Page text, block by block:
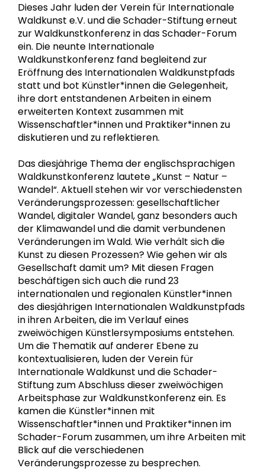
Dieses Jahr luden der Verein für Internationale
Waldkunst e.V. und die Schader-Stiftung erneut
zur Waldkunstkonferenz in das Schader-Forum
ein. Die neunte Internationale
Waldkunstkonferenz fand begleitend zur
Eröffnung des Internationalen Waldkunstpfads
statt und bot Künstler*innen die Gelegenheit,
ihre dort entstandenen Arbeiten in einem
erweiterten Kontext zusammen mit
Wissenschaftler*innen und Praktiker*innen zu
diskutieren und zu reflektieren.
Das diesjährige Thema der englischsprachigen
Waldkunstkonferenz lautete „Kunst – Natur –
Wandel“. Aktuell stehen wir vor verschiedensten
Veränderungsprozessen: gesellschaftlicher
Wandel, digitaler Wandel, ganz besonders auch
der Klimawandel und die damit verbundenen
Veränderungen im Wald. Wie verhält sich die
Kunst zu diesen Prozessen? Wie gehen wir als
Gesellschaft damit um? Mit diesen Fragen
beschäftigen sich auch die rund 23
internationalen und regionalen Künstler*innen
des diesjährigen Internationalen Waldkunstpfads
in ihren Arbeiten, die im Verlauf eines
zweiwöchigen Künstlersymposiums entstehen.
Um die Thematik auf anderer Ebene zu
kontextualisieren, luden der Verein für
Internationale Waldkunst und die Schader-
Stiftung zum Abschluss dieser zweiwöchigen
Arbeitsphase zur Waldkunstkonferenz ein. Es
kamen die Künstler*innen mit
Wissenschaftler*innen und Praktiker*innen im
Schader-Forum zusammen, um ihre Arbeiten mit
Blick auf die verschiedenen
Veränderungsprozesse zu besprechen.